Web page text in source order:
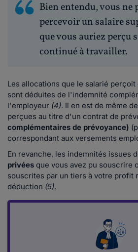
Bien entendu, vous ne
percevoir un salaire
que vous auriez perçu
continué à travailler.
Les allocations que le salarié
sont déduites de l'indemnité
l'employeur (4). Il en est de même
perçues au titre d'un contrat de
complémentaires de prévoyance)
correspondant aux versements
En revanche, les indemnités issues
privées que vous avez pu souscrire
souscrites par un tiers à votre profit
déduction (5).